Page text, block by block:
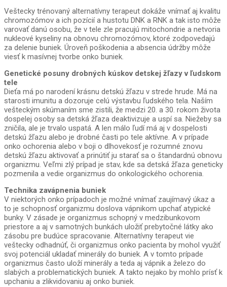
Veštecky trénovaný alternatívny terapeut dokáže vnímať aj kvalitu
chromozómov a ich pozícií a hustotu DNK a RNK a tak isto môže
varovať danú osobu, že v tele zle pracujú mitochondrie a netvoria
nukleové kyseliny na obnovu chromozómov, ktoré zodpovedajú
za delenie buniek. Úroveň poškodenia a absencia údržby môže
viesť k masívnej tvorbe onko buniek.
Genetické posuny drobných kúskov detskej žľazy v ľudskom
tele
Dieťa má po narodení krásnu detskú žľazu v strede hrude. Má na
starosti imunitu a dozoruje celú výstavbu ľudského tela. Naším
vešteckým skúmaním sme zistili, že medzi 20. a 30. rokom života
dospelej osoby sa detská žľaza deaktivizuje a uspí sa. Niežeby sa
zničila, ale je trvalo uspatá. A len málo ľudí má aj v dospelosti
detskú žľazu alebo je drobné časti po tele aktívne. A v prípade
onko ochorenia alebo v boji o dlhovekosť je rozumné znovu
detskú žľazu aktivovať a prinútiť ju starať sa o štandardnú obnovu
organizmu. Veľmi zlý prípad je stav, kde sa detská žľaza geneticky
pozmenila a vedie organizmus do onkologického ochorenia.
Technika zavápnenia buniek
V niektorých onko prípadoch je možné vnímať zaujímavý úkaz a
to je schopnosť organizmu doslova vápnikom upchať atypické
bunky. V zásade je organizmus schopný v medzibunkovom
priestore a aj v samotných bunkách uložiť prebytočné látky ako
zásobu pre budúce spracovanie. Alternatívny terapeut vie
veštecky odhadnúť, či organizmus onko pacienta by mohol využiť
svoj potenciál ukladať minerály do buniek. A v tomto prípade
organizmus často uloží minerály a teda aj vápnik a železo do
slabých a problematických buniek. A takto nejako by mohlo prísť k
upchaniu a zlikvidovaniu aj onko buniek.